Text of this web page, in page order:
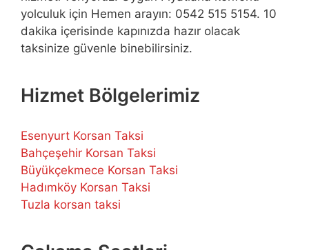
yolculuk için Hemen arayın: 0542 515 5154. 10
dakika içerisinde kapınızda hazır olacak
taksinize güvenle binebilirsiniz.
Hizmet Bölgelerimiz
Esenyurt Korsan Taksi
Bahçeşehir Korsan Taksi
Büyükçekmece Korsan Taksi
Hadımköy Korsan Taksi
Tuzla korsan taksi